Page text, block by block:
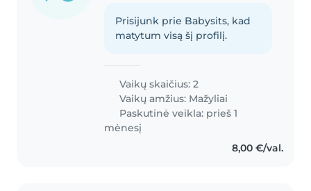
Prisijunk prie Babysits, kad
matytum visą šį profilį.
Vaikų skaičius: 2
Vaikų amžius: Mažyliai
Paskutinė veikla: prieš 1
mėnesį
8,00 €/val.